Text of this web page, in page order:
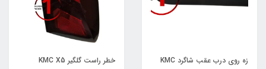
زه روی درب عقب شاگرد KMC
خطر راست گلگیر KMC X5